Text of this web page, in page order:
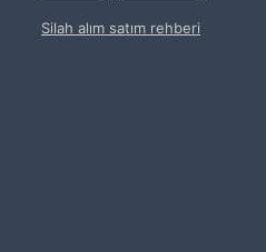
Silah alım satım rehberi